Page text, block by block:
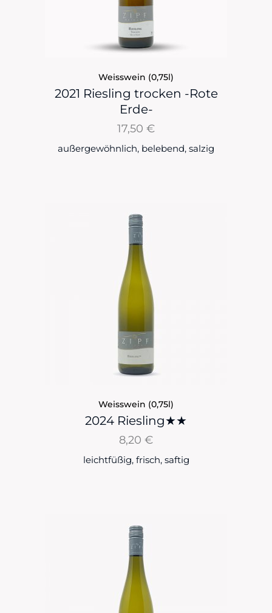
Weisswein (0,75l)
2021 Riesling trocken -Rote
Erde-
17,50 €
außergewöhnlich, belebend, salzig
Weisswein (0,75l)
2024 Riesling★★
8,20 €
leichtfüßig, frisch, saftig